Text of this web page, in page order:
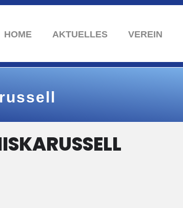
HOME AKTUELLES VEREIN